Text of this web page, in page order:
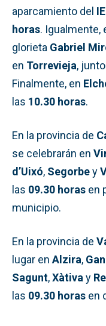
aparcamiento del
horas. Igualmente,
glorieta Gabriel
en Torrevieja,
Finalmente, en
las 10.30 horas.
En la provincia de
se celebrarán en
d’Uixó, Segorbey
las 09.30 horas en
municipio.
En la provincia de
lugar en Alzira,
Sagunt,Xàtiva y
las 09.30 horas en